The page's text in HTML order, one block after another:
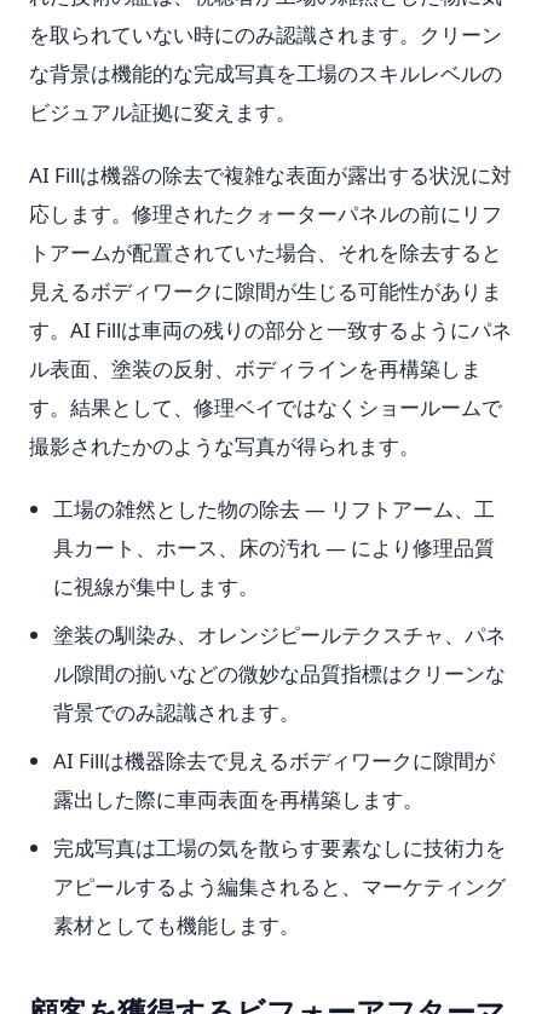
を取られていない時にのみ認識されます。クリーン
な背景は機能的な完成写真を工場のスキルレベルの
ビジュアル証拠に変えます。
AI Fillは機器の除去で複雑な表面が露出する状況に対
応します。修理されたクォーターパネルの前にリフ
トアームが配置されていた場合、それを除去すると
見えるボディワークに隙間が生じる可能性がありま
す。AI Fillは車両の残りの部分と一致するようにパネ
ル表面、塗装の反射、ボディラインを再構築しま
す。結果として、修理ベイではなくショールームで
撮影されたかのような写真が得られます。
工場の雑然とした物の除去 — リフトアーム、工
具カート、ホース、床の汚れ — により修理品質
に視線が集中します。
塗装の馴染み、オレンジピールテクスチャ、パネ
ル隙間の揃いなどの微妙な品質指標はクリーンな
背景でのみ認識されます。
AI Fillは機器除去で見えるボディワークに隙間が
露出した際に車両表面を再構築します。
完成写真は工場の気を散らす要素なしに技術力を
アピールするよう編集されると、マーケティング
素材としても機能します。